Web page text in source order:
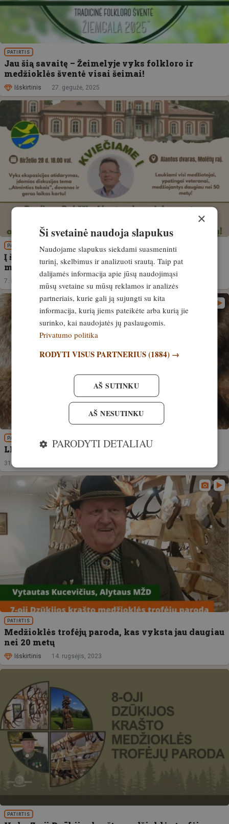
PATIRTIS
Jau šią savaitę – Žeimelyje vyks folkloro ir
medžioklės šventė visai šeimai!
Išskirtinis 27. gegužė, 2025
PATIRTIS
Į šventinį renginį kviečiami medžiotojai, kurių
medžioklės stažas 50 ir daugiau metų
7. birželis, 2024
PATIRTIS
LMŽD pavasario trofėjų apžiūrų grafikas
31. kovas, 2024
PATIRTIS
Medžioklės trofėjų paroda, kas vyksta jau daugiau
nei 20 metų
Išskirtinis 14. rugsėjis, 2023
PATIRTIS
×
Ši svetainė naudoja slapukus
Naudojame slapukus siekdami suasmeninti
turinį, skelbimus ir analizuoti srautą. Taip pat
dalijamės informacija apie jūsų naudojimąsi
mūsų svetaine su mūsų reklamos ir analizės
partneriais, kurie gali ją sujungti su kita
informacija, kurią jiems pateikėte arba kurią jie
surinko, kai naudojatės jų paslaugomis.
Privatumo politika
RODYTI VISUS PARTNERIUS(1884) →
AŠ SUTINKU
AŠ NESUTINKU
PARODYTI DETALIAU